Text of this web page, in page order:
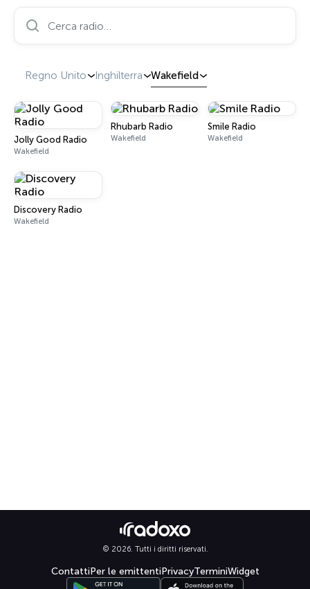
Regno Unito Inghilterra Wakefield
Jolly Good Radio
Wakefield
Rhubarb Radio
Wakefield
Smile Radio
Wakefield
Discovery Radio
Wakefield
© 2026. Tutti i diritti riservati.
ContattiPer le emittentiPrivacyTerminiWidget